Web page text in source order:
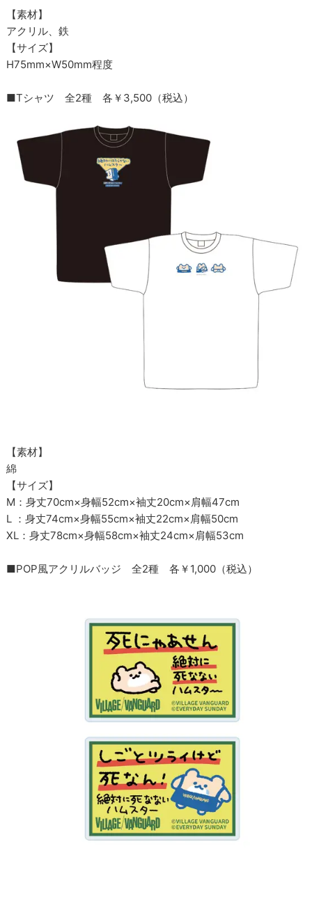
【素材】
アクリル、鉄
【サイズ】
H75mm×W50mm程度
■Tシャツ 全2種 各￥3,500（税込）
【素材】
綿
【サイズ】
M：身丈70cm×身幅52cm×袖丈20cm×肩幅47cm
L ：身丈74cm×身幅55cm×袖丈22cm×肩幅50cm
XL：身丈78cm×身幅58cm×袖丈24cm×肩幅53cm
■POP風アクリルバッジ 全2種 各￥1,000（税込）